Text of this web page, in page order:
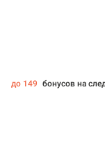
до 149 бонусов на